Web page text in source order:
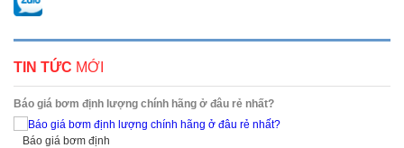
TIN TỨC MỚI
Báo giá bơm định lượng chính hãng ở đâu rẻ nhất?
Báo giá bơm định